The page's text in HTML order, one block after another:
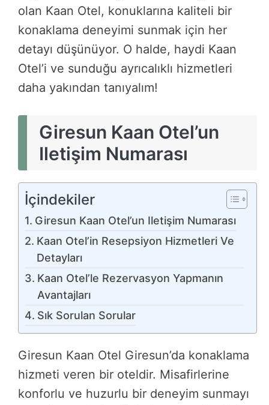
olan Kaan Otel, konuklarına kaliteli bir
konaklama deneyimi sunmak için her
detayı düşünüyor. O halde, haydi Kaan
Otel’i ve sunduğu ayrıcalıklı hizmetleri
daha yakından tanıyalım!
Giresun Kaan Otel’un
Iletişim Numarası
İçindekiler
Giresun Kaan Otel’un Iletişim Numarası
Kaan Otel’in Resepsiyon Hizmetleri Ve
Detayları
Kaan Otel’le Rezervasyon Yapmanın
Avantajları
Sık Sorulan Sorular
Giresun Kaan Otel Giresun’da konaklama
hizmeti veren bir oteldir. Misafirlerine
konforlu ve huzurlu bir deneyim sunmayı